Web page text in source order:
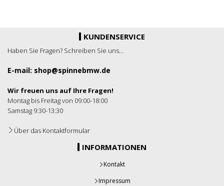
KUNDENSERVICE
Haben Sie Fragen? Schreiben Sie uns...
E-mail: shop@spinnebmw.de
Wir freuen uns auf Ihre Fragen!
Montag bis Freitag von 09:00-18:00
Samstag 9:30-13:30
Über das Kontaktformular
INFORMATIONEN
Kontakt
Impressum